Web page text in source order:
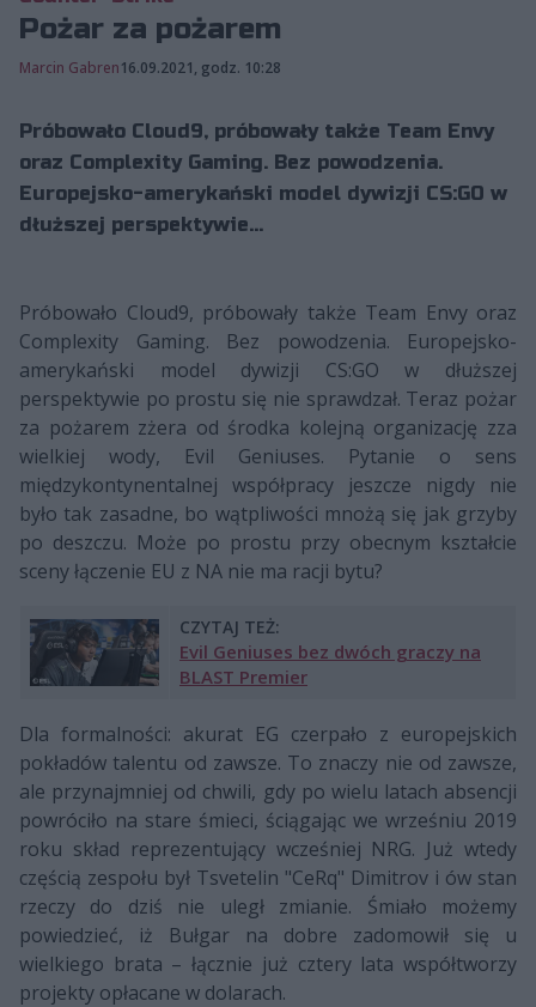
Pożar za pożarem
Marcin Gabren16.09.2021, godz. 10:28
Próbowało Cloud9, próbowały także Team Envy
oraz Complexity Gaming. Bez powodzenia.
Europejsko-amerykański model dywizji CS:GO w
dłuższej perspektywie...
Próbowało Cloud9, próbowały także Team Envy oraz
Complexity Gaming. Bez powodzenia. Europejsko-
amerykański model dywizji CS:GO w dłuższej
perspektywie po prostu się nie sprawdzał. Teraz pożar
za pożarem zżera od środka kolejną organizację zza
wielkiej wody, Evil Geniuses. Pytanie o sens
międzykontynentalnej współpracy jeszcze nigdy nie
było tak zasadne, bo wątpliwości mnożą się jak grzyby
po deszczu. Może po prostu przy obecnym kształcie
sceny łączenie EU z NA nie ma racji bytu?
CZYTAJ TEŻ:
Evil Geniuses bez dwóch graczy na
BLAST Premier
Dla formalności: akurat EG czerpało z europejskich
pokładów talentu od zawsze. To znaczy nie od zawsze,
ale przynajmniej od chwili, gdy po wielu latach absencji
powróciło na stare śmieci, ściągając we wrześniu 2019
roku skład reprezentujący wcześniej NRG. Już wtedy
częścią zespołu był Tsvetelin "CeRq" Dimitrov i ów stan
rzeczy do dziś nie uległ zmianie. Śmiało możemy
powiedzieć, iż Bułgar na dobre zadomowił się u
wielkiego brata – łącznie już cztery lata współtworzy
projekty opłacane w dolarach.